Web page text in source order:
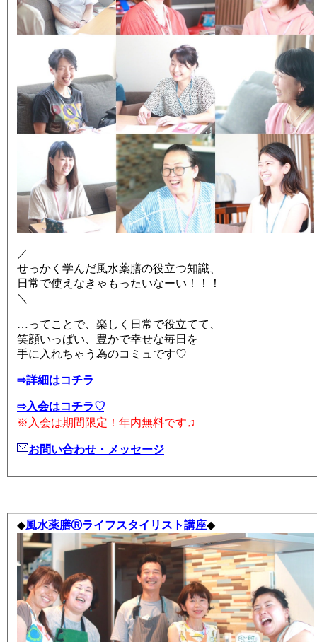
／
せっかく学んだ風水薬膳の役立つ知識、
日常で使えなきゃもったいなーい！！！
＼
…ってことで、楽しく日常で役立てて、
笑顔いっぱい、豊かで幸せな毎日を
手に入れちゃう為のコミュです♡
⇨詳細はコチラ
⇨入会はコチラ♡
※入会は期間限定！年内無料です♫
お問い合わせ・メッセージ
◆風水薬膳Ⓡライフスタイリスト講座◆